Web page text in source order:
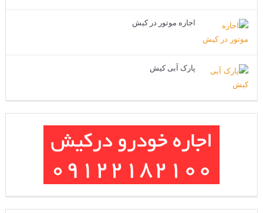
اجاره موتور در کیش
پارک آبی کیش